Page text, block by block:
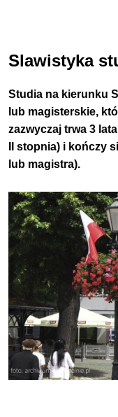
Slawistyka
Studia na kierunku
lub magisterskie,
zazwyczaj trwa 3
II stopnia) i kończy
lub magistra).